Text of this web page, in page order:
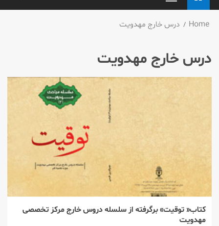
Home درس خارج مهدویت
درس خارج مهدویت
كتاب« توقیت» برگرفته از سلسله دروس خارج مركز تخصصی
مهدویت